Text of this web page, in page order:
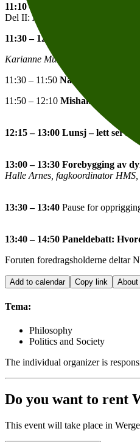
11:10 – 11:30 Kjærlighet og
Del II:Morten Tønnesen,
11:30 – 12:10 Når det går galt.
Karianne Muri,
eniorforsker,
11:30 – 11:50 Når ønsket om å
11:50 – 12:10 Mishandling av
12:15 – 13:00 Lunsj – lett
13:00 – 13:30 Forebygging av
Halle Arnes, fagkoordinator HMS,
13:30 – 13:40 Pause for
13:40 – 14:50 Paneldebatt:
Foruten foredragsholderne deltar
Add to calendar Copy link
Tema:
Philosophy
Politics and Society
The individual organizer is
Do you want to rent
This event will take place in